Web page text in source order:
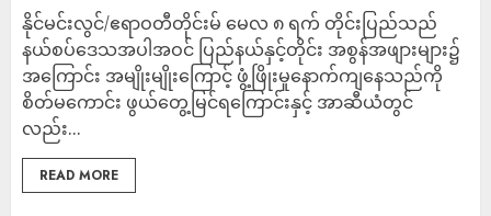
နိုင်မင်းလွင်/ဧရာဝတီတိုင်းမ် မေလ ၈ ရက် တိုင်းပြည်သည်
နယ်စပ်ဒေသအပါအဝင် ပြည်နယ်နှင့်တိုင်း အစွန်အဖျားများ၌
အကြောင်း အမျိုးမျိုးကြောင့် ဖွံ့ဖြိုးမှုနောက်ကျနေသည်ကို
စိတ်မကောင်း ဖွယ်တွေ့မြင်ရကြောင်းနှင့် အာဆီယံတွင်
လည်း...
READ MORE